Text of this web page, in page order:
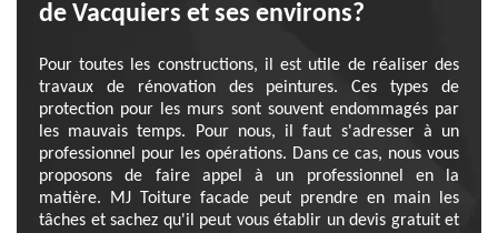
de Vacquiers et ses environs?
Pour toutes les constructions, il est utile de réaliser des
travaux de rénovation des peintures. Ces types de
protection pour les murs sont souvent endommagés par
les mauvais temps. Pour nous, il faut s'adresser à un
professionnel pour les opérations. Dans ce cas, nous vous
proposons de faire appel à un professionnel en la
matière. MJ Toiture facade peut prendre en main les
tâches et sachez qu'il peut vous établir un devis gratuit et